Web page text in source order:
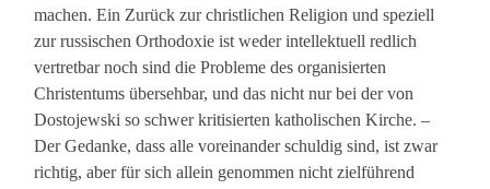
machen. Ein Zurück zur christlichen Religion und speziell
zur russischen Orthodoxie ist weder intellektuell redlich
vertretbar noch sind die Probleme des organisierten
Christentums übersehbar, und das nicht nur bei der von
Dostojewski so schwer kritisierten katholischen Kirche. –
Der Gedanke, dass alle voreinander schuldig sind, ist zwar
richtig, aber für sich allein genommen nicht zielführend